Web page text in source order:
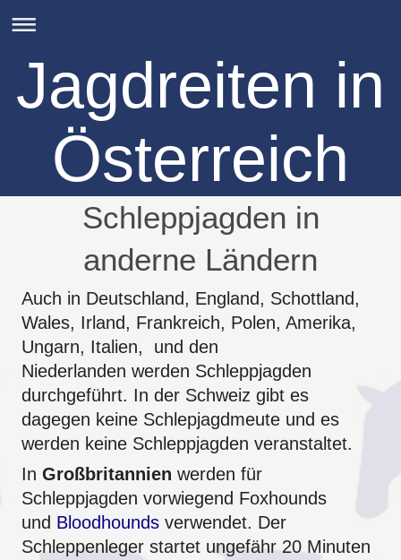
Jagdreiten in
Österreich
Schleppjagden in
anderne Ländern
Auch in Deutschland, England, Schottland,
Wales, Irland, Frankreich, Polen, Amerika,
Ungarn, Italien, und den
Niederlanden werden Schleppjagden
durchgeführt. In der Schweiz gibt es
dagegen keine Schlepjagdmeute und es
werden keine Schleppjagden veranstaltet.
In Großbritannien werden für
Schleppjagden vorwiegend Foxhounds
und Bloodhounds verwendet. Der
Schleppenleger startet ungefähr 20 Minuten